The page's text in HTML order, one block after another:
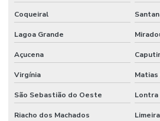
Coqueiral
Lagoa Grande
Açucena
Virgínia Matias
São Sebastião do Oeste Lontra
Riacho dos Machados